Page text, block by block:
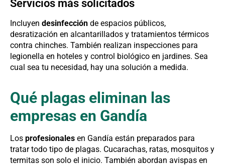
Servicios más solicitados
Incluyen desinfección de espacios públicos,
desratización en alcantarillados y tratamientos térmicos
contra chinches. También realizan inspecciones para
legionella en hoteles y control biológico en jardines. Sea
cual sea tu necesidad, hay una solución a medida.
Qué plagas eliminan las
empresas en Gandía
Los profesionales en Gandía están preparados para
tratar todo tipo de plagas. Cucarachas, ratas, mosquitos y
termitas son solo el inicio. También abordan avispas en